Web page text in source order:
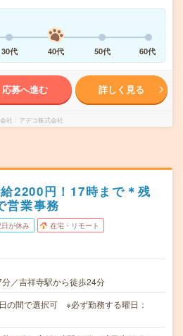
30代 40代 50代 60代
応募へ進む 詳しく見る
社 アデコ株式会社
2200円！17時まで＊残
営業事務
日が休み 在宅・リモート
／吉祥寺駅から徒歩24分
の間で選択可 ※必ず勤務する曜日：